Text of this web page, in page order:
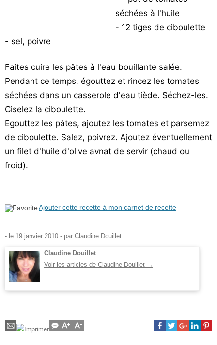
Les
adresses
séchées à l'huile
- 12 tiges de ciboulette
- sel, poivre
Faites cuire les pâtes à l'eau bouillante salée.
Pendant ce temps, égouttez et rincez les tomates
séchées dans un casserole d'eau tiède. Séchez-les.
Ciselez la ciboulette.
Egouttez les pâtes, ajoutez les tomates et parsemez
de ciboulette. Salez, poivrez. Ajoutez éventuellement
un filet d'huile d'olive avnat de servir (chaud ou
froid).
Ajouter cette recette à mon carnet de recette
- le 19 janvier 2010 - par Claudine Douillet
Claudine Douillet
Voir les articles de Claudine Douillet →